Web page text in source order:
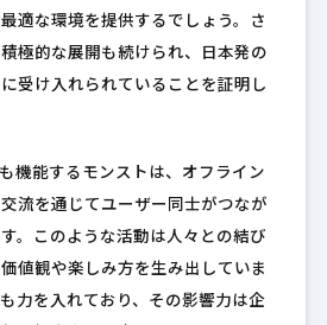
適な環境を提供するでしょう。さ
極的な展開も続けられ、日本発の
受け入れられていることを証明し
機能するモンストは、オフライン
流を通じてユーザー同士がつなが
。このような活動は人々との結び
値観や楽しみ方を生み出していま
力を入れており、その影響力は企